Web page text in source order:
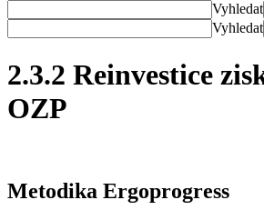
Vyhledat
Vyhledat
2.3.2 Reinvestice
OZP
Metodika Ergoprogress